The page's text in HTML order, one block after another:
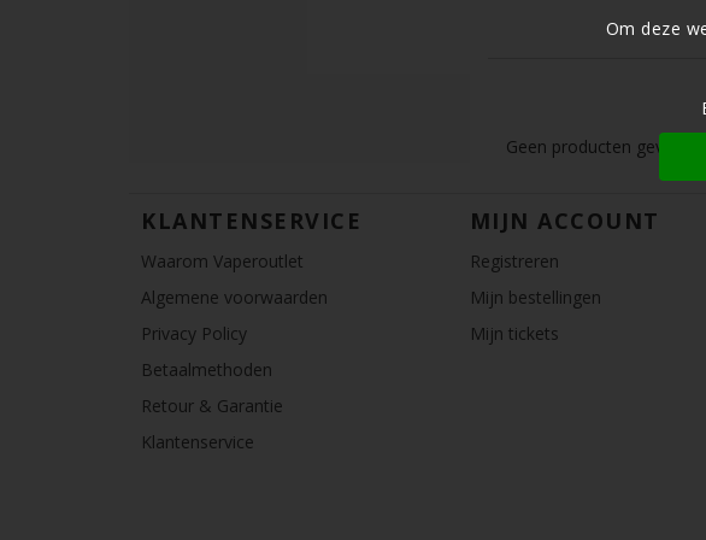
Om deze
Geen producten
KLANTENSERVICE
Waarom Vaperoutlet
Algemene voorwaarden
Privacy Policy
Betaalmethoden
Retour & Garantie
Klantenservice
MIJN ACCOUNT
Registreren
Mijn bestellingen
Mijn tickets